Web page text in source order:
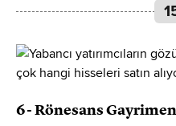
6- Rönesans